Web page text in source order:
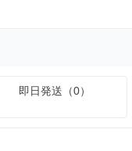
即日発送（0）